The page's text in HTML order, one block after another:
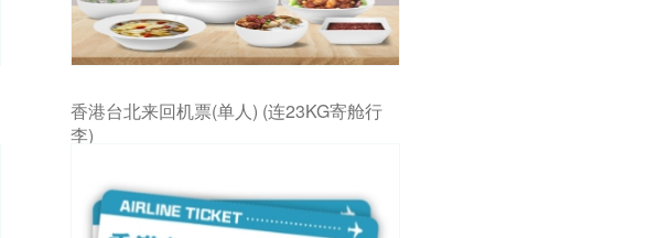
香港台北来回机票(单人) (连23KG寄舱行
李)